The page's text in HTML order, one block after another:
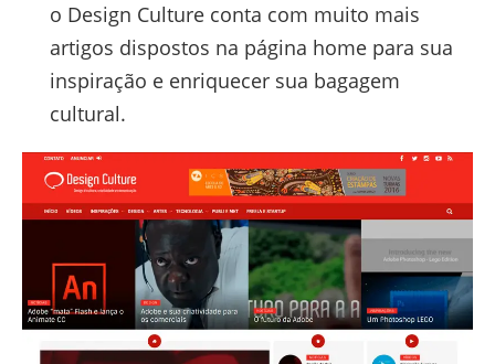
o Design Culture conta com muito mais
artigos dispostos na página home para sua
inspiração e enriquecer sua bagagem
cultural.